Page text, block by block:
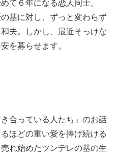
て６年になる恋人同士。
基に対し、ずっと変わらず
夫。しかし、最近そっけな
を募らせます。
合っている人たち」のお話
ほどの重い愛を捧げ続ける
れ始めたツンデレの基の生